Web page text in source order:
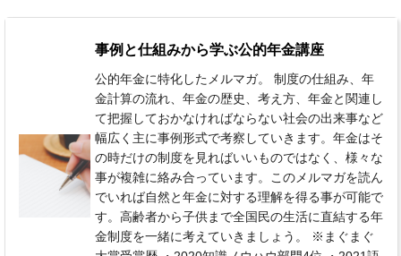
事例と仕組みから学ぶ公的年金講座
公的年金に特化したメルマガ。 制度の仕組み、年
金計算の流れ、年金の歴史、考え方、年金と関連し
て把握しておかなければならない社会の出来事など
幅広く主に事例形式で考察していきます。年金はそ
の時だけの制度を見ればいいものではなく、様々な
事が複雑に絡み合っています。このメルマガを読ん
でいれば自然と年金に対する理解を得る事が可能で
す。高齢者から子供まで全国民の生活に直結する年
金制度を一緒に考えていきましょう。 ※まぐまぐ